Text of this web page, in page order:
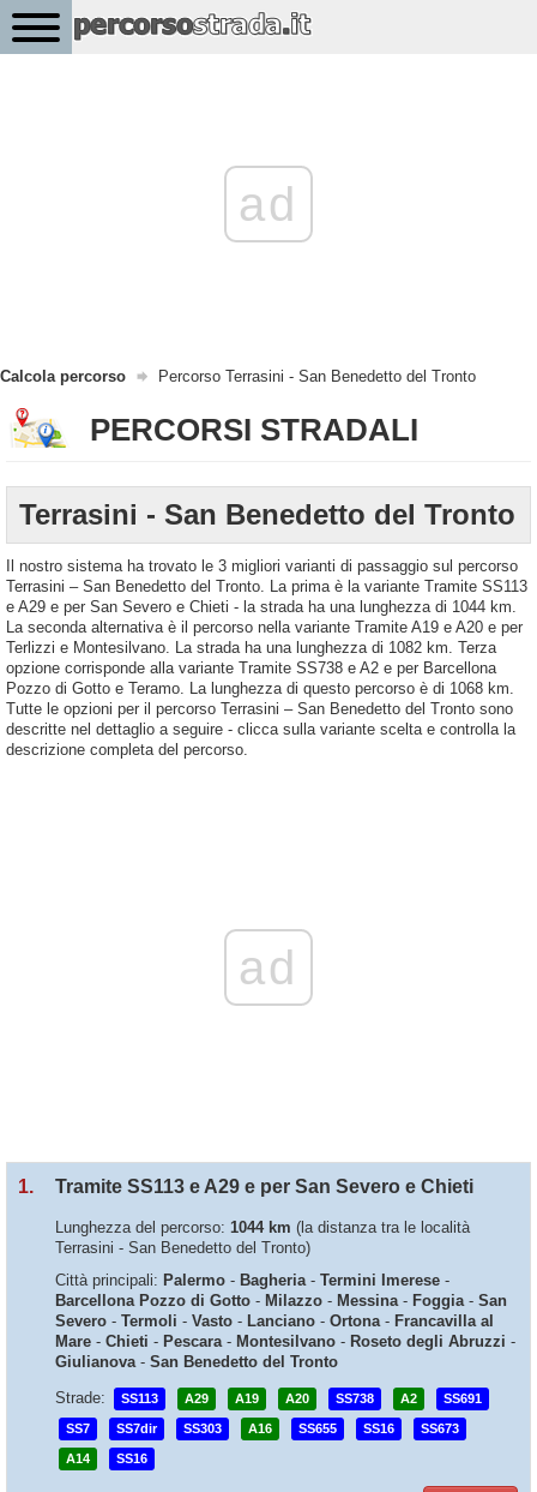
ad
Calcola percorso Percorso Terrasini - San Benedetto del Tronto
PERCORSI STRADALI
Terrasini - San Benedetto del Tronto
Il nostro sistema ha trovato le 3 migliori varianti di passaggio sul percorso
Terrasini – San Benedetto del Tronto. La prima è la variante Tramite SS113
e A29 e per San Severo e Chieti - la strada ha una lunghezza di 1044 km.
La seconda alternativa è il percorso nella variante Tramite A19 e A20 e per
Terlizzi e Montesilvano. La strada ha una lunghezza di 1082 km. Terza
opzione corrisponde alla variante Tramite SS738 e A2 e per Barcellona
Pozzo di Gotto e Teramo. La lunghezza di questo percorso è di 1068 km.
Tutte le opzioni per il percorso Terrasini – San Benedetto del Tronto sono
descritte nel dettaglio a seguire - clicca sulla variante scelta e controlla la
descrizione completa del percorso.
ad
1. Tramite SS113 e A29 e per San Severo e Chieti
Lunghezza del percorso: 1044 km (la distanza tra le località
Terrasini - San Benedetto del Tronto)
Città principali: Palermo - Bagheria- Termini Imerese -
Barcellona Pozzo di Gotto - Milazzo - Messina- Foggia- San
Severo - Termoli - Vasto - Lanciano - Ortona- Francavilla al
Mare - Chieti - Pescara- Montesilvano - Roseto degli Abruzzi -
Giulianova- San Benedetto del Tronto
Strade:
SS113 A29 A19 A20 SS738 A2 SS691
SS7 SS7dir SS303 A16 SS655 SS16 SS673
A14 SS16